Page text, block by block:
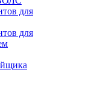
для
для